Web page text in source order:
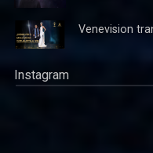
Venevision
Instagram